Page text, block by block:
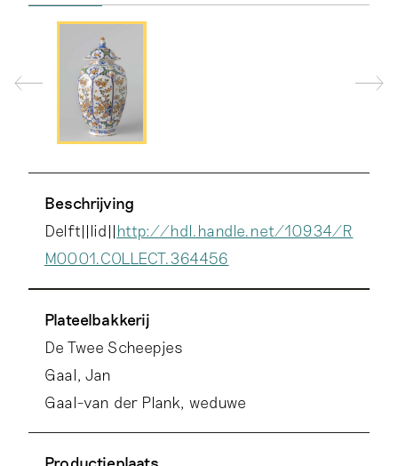
Beschrijving
Delft||lid||http://hdl.handle.net/10934/R
M0001.COLLECT.364456
Plateelbakkerij
De Twee Scheepjes
Gaal, Jan
Gaal-van der Plank, weduwe
Productieplaats